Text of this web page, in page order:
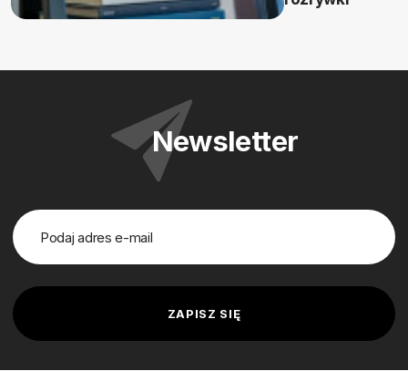
Newsletter